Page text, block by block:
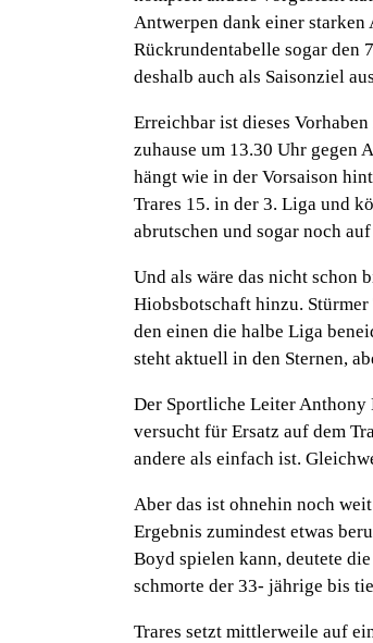
Antwerpen dank einer
Rückrundentabelle sogar den
deshalb auch als Saisonziel
Erreichbar ist dieses
zuhause um 13.30 Uhr gegen
hängt wie in der Vorsaison
Trares 15. in der 3. Liga und
abrutschen und sogar noch
Und als wäre das nicht schon
Hiobsbotschaft hinzu.
den einen die halbe Liga
steht aktuell in den Sternen,
Der Sportliche Leiter
versucht für Ersatz auf dem
andere als einfach ist.
Aber das ist ohnehin noch
Ergebnis zumindest etwas
Boyd spielen kann, deutete
schmorte der 33- jährige bis
Trares setzt mittlerweile auf